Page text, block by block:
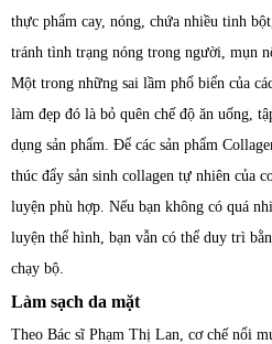
thực phẩm cay, nóng, chứa nhiều tinh
tránh tình trạng nóng trong người, mụn
Một trong những sai lầm phổ biển của
làm đẹp đó là bỏ quên chế độ ăn uống,
dụng sản phẩm. Để các sản phẩm
thúc đẩy sản sinh collagen tự nhiên của
luyện phù hợp. Nếu bạn không có quá
luyện thể hình, bạn vẫn có thể duy trì
chạy bộ.
Làm sạch da mặt
Theo Bác sĩ Phạm Thị Lan, cơ chế nổi